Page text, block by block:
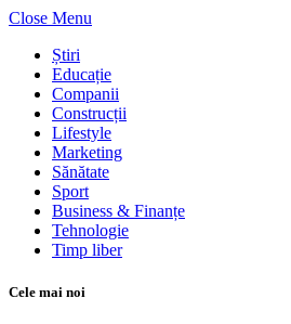
Close Menu
Știri
Educație
Companii
Construcții
Lifestyle
Marketing
Sănătate
Sport
Business & Finanțe
Tehnologie
Timp liber
Cele mai noi